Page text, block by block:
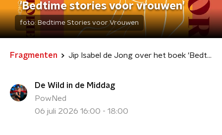
'Bedtime stories voor vrouwen'
foto: Bedtime Stories voor Vrouwen
Fragmenten Jip Isabel de Jong over het boek 'Bedtime stories voor vrouwen'
De Wild in de Middag
PowNed
06 juli 2026 16:00 - 18:00